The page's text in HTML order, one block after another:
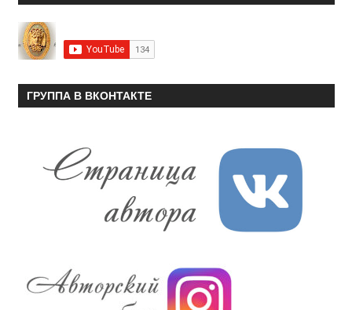
ГРУППА В ВКОНТАКТЕ